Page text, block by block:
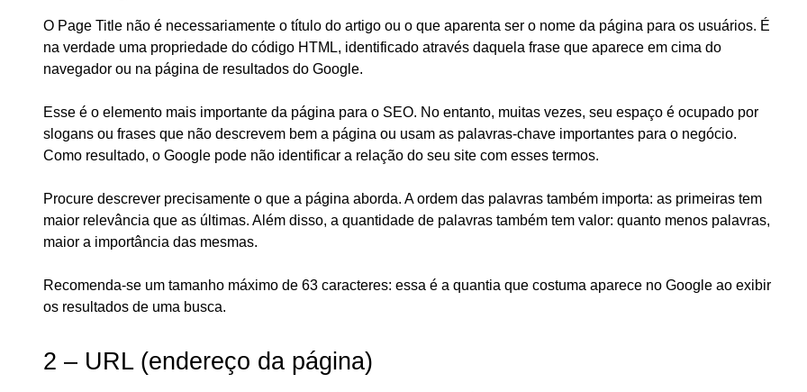
O Page Title não é necessariamente o título do artigo ou o que aparenta ser o nome da página para os usuários. É
na verdade uma propriedade do código HTML, identificado através daquela frase que aparece em cima do
navegador ou na página de resultados do Google.
Esse é o elemento mais importante da página para o SEO. No entanto, muitas vezes, seu espaço é ocupado por
slogans ou frases que não descrevem bem a página ou usam as palavras-chave importantes para o negócio.
Como resultado, o Google pode não identificar a relação do seu site com esses termos.
Procure descrever precisamente o que a página aborda. A ordem das palavras também importa: as primeiras tem
maior relevância que as últimas. Além disso, a quantidade de palavras também tem valor: quanto menos palavras,
maior a importância das mesmas.
Recomenda-se um tamanho máximo de 63 caracteres: essa é a quantia que costuma aparece no Google ao exibir
os resultados de uma busca.
2 – URL (endereço da página)